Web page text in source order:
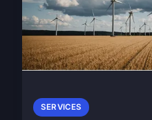
SERVICES